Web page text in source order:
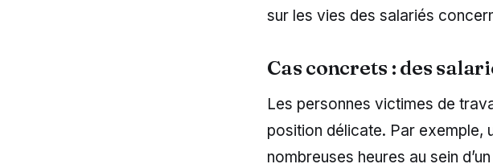
sur les vies des salariés
Cas concrets : des
Les personnes victimes de
position délicate. Par exemple,
nombreuses heures au sein